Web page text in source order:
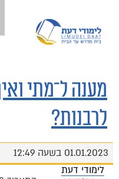
מענה ל־מתי
לרבנות?
01.01.2023 בשעה 12:49
לימודי דעת